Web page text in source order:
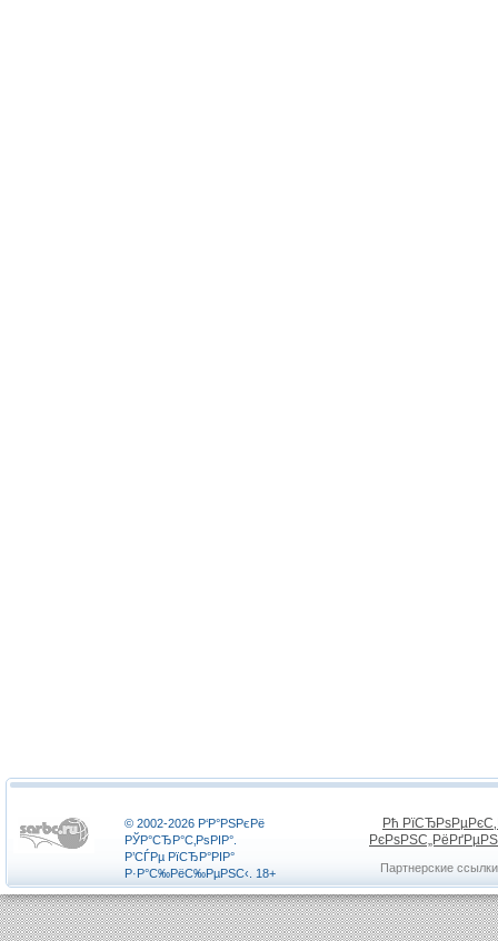
© 2002-2026 Р‘Р°РЅРєРё
РЎР°СЂР°С‚РѕРІР°.
Р’СЃРµ РїСЂР°РІР°
Р·Р°С‰РёС‰РµРЅС‹. 18+
Рћ
Партнерские